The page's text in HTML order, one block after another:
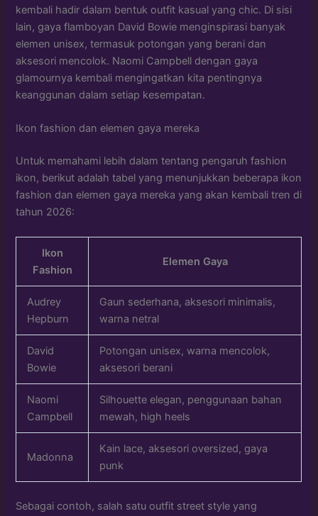
kembali hadir dalam bentuk outfit kasual yang chic. Di sisi
lain, gaya flamboyan David Bowie menginspirasi banyak
elemen unisex, termasuk potongan yang berani dan
aksesori mencolok. Naomi Campbell dengan gaya
glamournya kembali mengingatkan kita pentingnya
keanggunan dalam setiap kesempatan.
Ikon fashion dan elemen gaya mereka
Untuk memahami lebih dalam tentang pengaruh fashion
ikon, berikut adalah tabel yang menunjukkan beberapa ikon
fashion dan elemen gaya mereka yang akan kembali tren di
tahun 2026:
Ikon
Fashion
Elemen Gaya
Audrey
Hepburn
Gaun sederhana, aksesori minimalis,
warna netral
David
Bowie
Potongan unisex, warna mencolok,
aksesori berani
Naomi
Campbell
Silhouette elegan, penggunaan bahan
mewah, high heels
Madonna
Kain lace, aksesori oversized, gaya
punk
Sebagai contoh, salah satu outfit street style yang